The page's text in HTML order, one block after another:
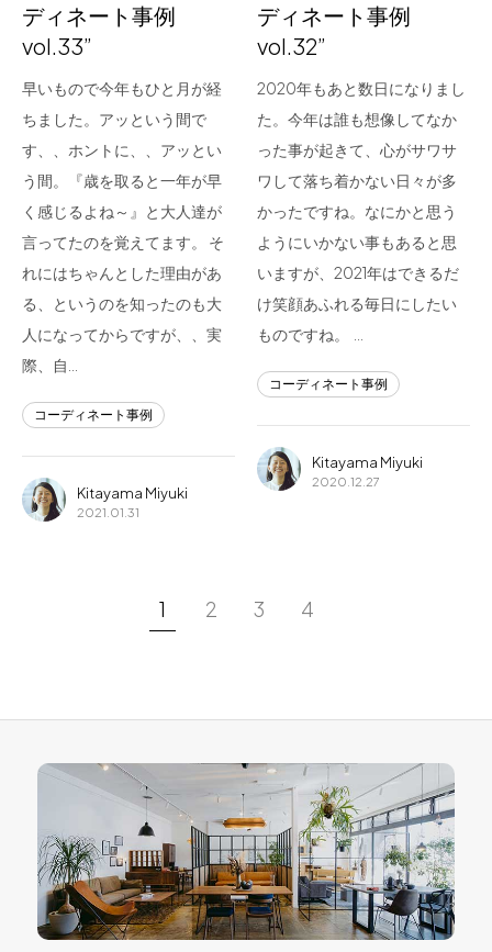
ディネート事例
vol.33”
早いもので今年もひと月が経
ちました。アッという間で
す、、ホントに、、アッとい
う間。『歳を取ると一年が早
く感じるよね～』と大人達が
言ってたのを覚えてます。 そ
れにはちゃんとした理由があ
る、というのを知ったのも大
人になってからですが、、実
際、自…
コーディネート事例
Kitayama Miyuki
2021.01.31
ディネート事例
vol.32”
2020年もあと数日になりまし
た。今年は誰も想像してなか
った事が起きて、心がサワサ
ワして落ち着かない日々が多
かったですね。なにかと思う
ようにいかない事もあると思
いますが、2021年はできるだ
け笑顔あふれる毎日にしたい
ものですね。 …
コーディネート事例
Kitayama Miyuki
2020.12.27
1 2 3 4